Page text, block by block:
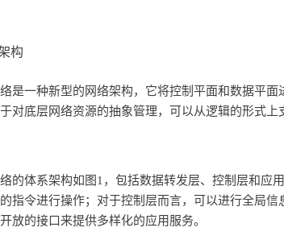
构
是一种新型的网络架构，它将控制平面和数据平
对底层网络资源的抽象管理，可以从逻辑的形式上
的体系架构如图1，包括数据转发层、控制层和应
指令进行操作；对于控制层而言，可以进行全局
放的接口来提供多样化的应用服务。